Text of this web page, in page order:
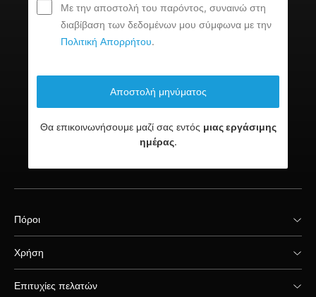
Με την αποστολή του παρόντος, συναινώ στη
διαβίβαση των δεδομένων μου σύμφωνα με την
Πολιτική Απορρήτου.
Θα επικοινωνήσουμε μαζί σας εντός μιας εργάσιμης
ημέρας.
Πόροι
Χρήση
Επιτυχίες πελατών